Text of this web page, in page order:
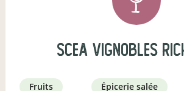
scea vignobles
fruits épicerie salée